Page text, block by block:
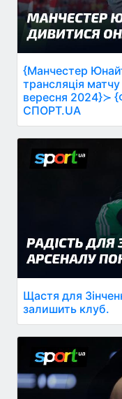
{Манчестер
трансляція
вересня 2024}≻
СПОРТ.UA
Щастя для
залишить клуб.